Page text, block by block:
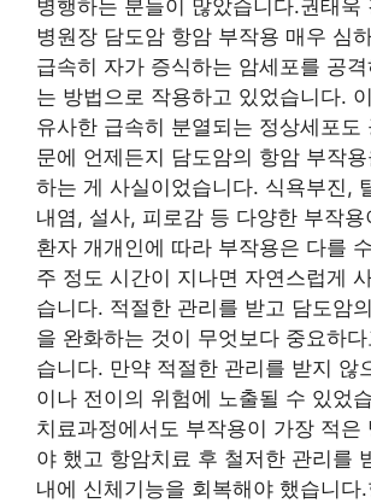
병행하는 분들이 많았습니다.권태욱
병원장 담도암 항암 부작용 매우 심
급속히 자가 증식하는 암세포를 공
는 방법으로 작용하고 있었습니다.
유사한 급속히 분열되는 정상세포도
문에 언제든지 담도암의 항암 부작
하는 게 사실이었습니다. 식욕부진,
내염, 설사, 피로감 등 다양한 부작
환자 개개인에 따라 부작용은 다를
주 정도 시간이 지나면 자연스럽게
습니다. 적절한 관리를 받고 담도암
을 완화하는 것이 무엇보다 중요하
습니다. 만약 적절한 관리를 받지 않
이나 전이의 위험에 노출될 수 있었
치료과정에서도 부작용이 가장 적은
야 했고 항암치료 후 철저한 관리를
내에 신체기능을 회복해야 했습니다